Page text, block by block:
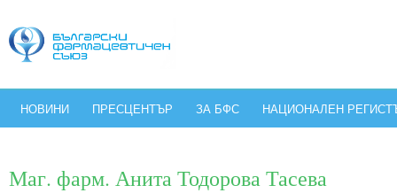
НОВИНИ ПРЕСЦЕНТЪР ЗА БФС НАЦИОНАЛЕН
Маг. фарм. Анита Тодорова Тасева